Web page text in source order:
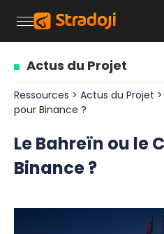
Actus du Projet
Ressources > Actus du Projet
pour Binance ?
Le Bahreïn ou le
Binance ?